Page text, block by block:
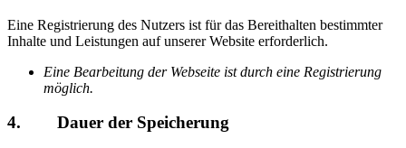
Eine Registrierung des Nutzers ist für das Bereithalten bestimmter
Inhalte und Leistungen auf unserer Website erforderlich.
Eine Bearbeitung der Webseite ist durch eine Registrierung
möglich.
4. Dauer der Speicherung